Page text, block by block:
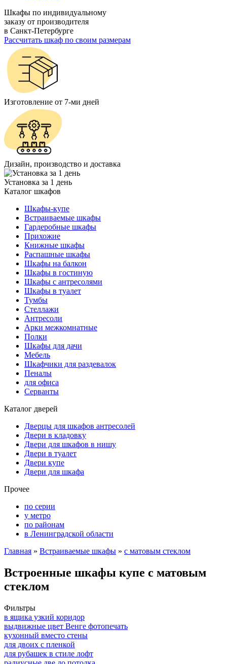
Шкафы по индивидуальному
заказу от производителя
в Санкт-Петербурге
Рассчитать шкаф по своим размерам
Изготовление от 7-ми дней
Дизайн, производство и доставка
Установка за 1 день
Каталог шкафов
Шкафы-купе
Встраиваемые шкафы
Гардеробные шкафы
Прихожие
Книжные шкафы
Распашные шкафы
Шкафы на балкон
Шкафы в гостиную
Шкафы с антресолями
Шкафы в туалет
Тумбы
Стеллажи
Антресоли
Арки межкомнатные
Полки
Шкафы для дачи
Мебель
Шкафчики для раздевалок
Пеналы
для офиса
Серванты
Каталог дверей
Дверцы для шкафов антресолей
Двери в кладовку
Двери для шкафов в нишу
Двери в туалет
Двери купе
Двери для шкафа
Прочее
по серии
у метро
по районам
в Ленинградской области
Главная » Встраиваемые шкафы » с матовым стеклом
Встроенные шкафы купе с матовым
стеклом
Фильтры
в ящика узкий коридор
выдвижные цвет Венге фотопечать
кухонный вместо стены
для двоих с пленкой
для рубашек в стиле лофт